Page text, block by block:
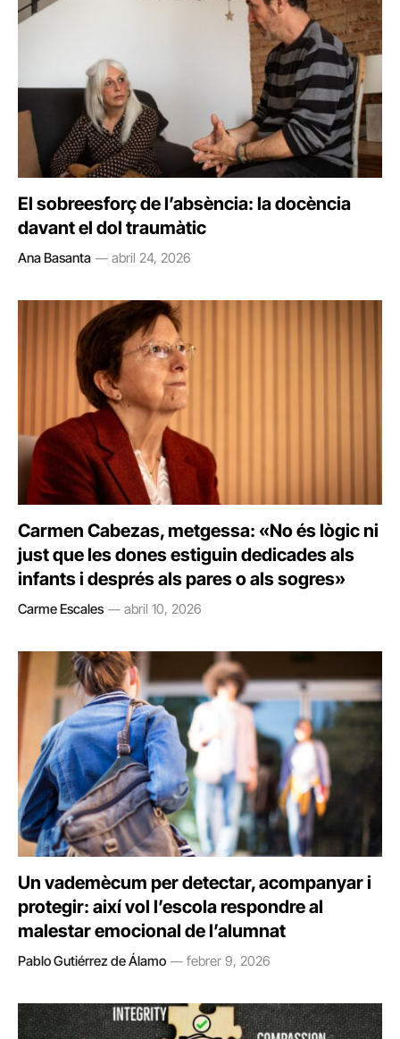
El sobreesforç de l’absència: la docència
davant el dol traumàtic
Ana Basanta abril 24, 2026
Carmen Cabezas, metgessa: «No és lògic ni
just que les dones estiguin dedicades als
infants i després als pares o als sogres»
Carme Escales abril 10, 2026
Un vademècum per detectar, acompanyar i
protegir: així vol l’escola respondre al
malestar emocional de l’alumnat
Pablo Gutiérrez de Álamo febrer 9, 2026